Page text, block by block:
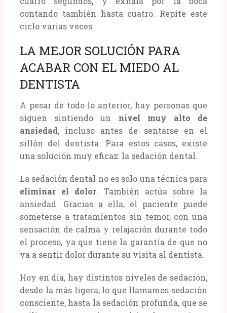
contando también hasta cuatro. Repite este
ciclo varias veces.
LA MEJOR SOLUCIÓN PARA
ACABAR CON EL MIEDO AL
DENTISTA
A pesar de todo lo anterior, hay personas que
siguen sintiendo un nivel muy alto de
ansiedad, incluso antes de sentarse en el
sillón del dentista. Para estos casos, existe
una solución muy eficaz: la sedación dental.
La sedación dental no es solo una técnica para
eliminar el dolor. También actúa sobre la
ansiedad. Gracias a ella, el paciente puede
someterse a tratamientos sin temor, con una
sensación de calma y relajación durante todo
el proceso, ya que tiene la garantía de que no
va a sentir dolor durante su visita al dentista.
Hoy en día, hay distintos niveles de sedación,
desde la más ligera, lo que llamamos sedación
consciente, hasta la sedación profunda, que se